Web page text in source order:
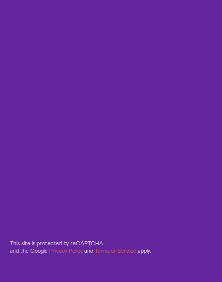
This site is protected by reCAPTCHA
and the Google Privacy Policy and Terms of Service apply.